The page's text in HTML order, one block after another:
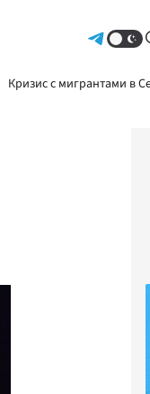
Кризис с мигрантами в